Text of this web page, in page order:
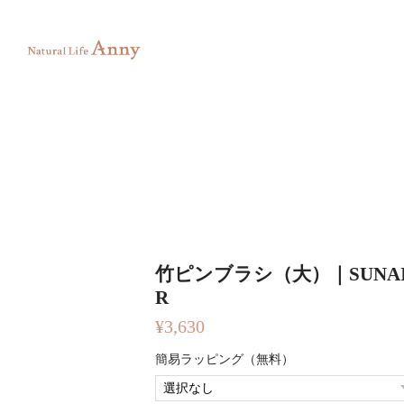
竹ピンブラシ（大）｜
R
¥3,630
簡易ラッピング（無料）